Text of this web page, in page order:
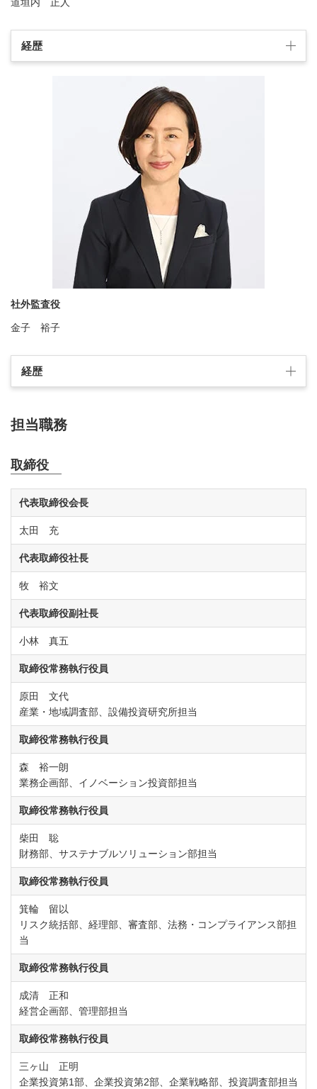
経歴
社外監査役
金子 裕子
経歴
担当職務
取締役
代表取締役会長
太田 充
代表取締役社長
牧 裕文
代表取締役副社長
小林 真五
取締役常務執行役員
原田 文代
産業・地域調査部、設備投資研究所担当
取締役常務執行役員
森 裕一朗
業務企画部、イノベーション投資部担当
取締役常務執行役員
柴田 聡
財務部、サステナブルソリューション部担当
取締役常務執行役員
箕輪 留以
リスク統括部、経理部、審査部、法務・コンプライアンス部担
当
取締役常務執行役員
成清 正和
経営企画部、管理部担当
取締役常務執行役員
三ヶ山 正明
企業投資第1部、企業投資第2部、企業戦略部、投資調査部担当